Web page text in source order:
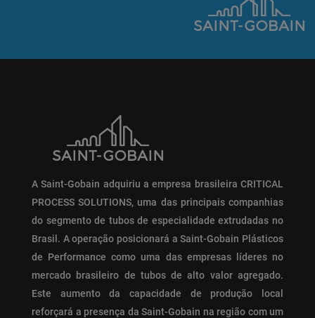
A Saint-Gobain adquiriu a empresa brasileira CRITICAL
PROCESS SOLUTIONS, uma das principais companhias
do segmento de tubos de especialidade extrudadas no
Brasil. A operação posicionará a Saint-Gobain Plásticos
de Performance como uma das empresas líderes no
mercado brasileiro de tubos de alto valor agregado.
Este aumento da capacidade de produção local
reforçará a presença da Saint-Gobain na região com um